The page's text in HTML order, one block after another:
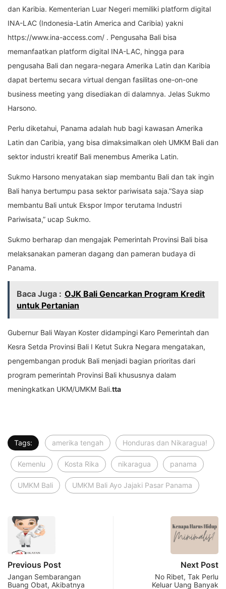
dan Karibia. Kementerian Luar Negeri memiliki platform digital
INA-LAC (Indonesia-Latin America and Caribia) yakni
https://www.ina-access.com/ . Pengusaha Bali bisa
memanfaatkan platform digital INA-LAC, hingga para
pengusaha Bali dan negara-negara Amerika Latin dan Karibia
dapat bertemu secara virtual dengan fasilitas one-on-one
business meeting yang disediakan di dalamnya. Jelas Sukmo
Harsono.
Perlu diketahui, Panama adalah hub bagi kawasan Amerika
Latin dan Caribia, yang bisa dimaksimalkan oleh UMKM Bali dan
sektor industri kreatif Bali menembus Amerika Latin.
Sukmo Harsono menyatakan siap membantu Bali dan tak ingin
Bali hanya bertumpu pasa sektor pariwisata saja.”Saya siap
membantu Bali untuk Ekspor Impor terutama Industri
Pariwisata,” ucap Sukmo.
Sukmo berharap dan mengajak Pemerintah Provinsi Bali bisa
melaksanakan pameran dagang dan pameran budaya di
Panama.
Baca Juga : OJK Bali Gencarkan Program Kredit
untuk Pertanian
Gubernur Bali Wayan Koster didampingi Karo Pemerintah dan
Kesra Setda Provinsi Bali I Ketut Sukra Negara mengatakan,
pengembangan produk Bali menjadi bagian prioritas dari
program pemerintah Provinsi Bali khususnya dalam
meningkatkan UKM/UMKM Bali.tta
Tags: amerika tengah Honduras dan Nikaragua!
Kemenlu Kosta Rika nikaragua panama
UMKM Bali UMKM Bali Ayo Jajaki Pasar Panama
Previous Post
Jangan Sembarangan
Buang Obat, Akibatnya
Next Post
No Ribet, Tak Perlu
Keluar Uang Banyak